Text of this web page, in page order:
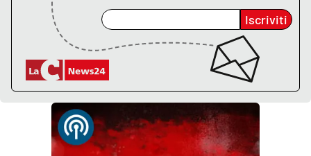
Iscriviti